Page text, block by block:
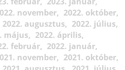
november
2022. október
2022. augusztus
2022. július
május
2022. április
február
2022. január
november
2021. október